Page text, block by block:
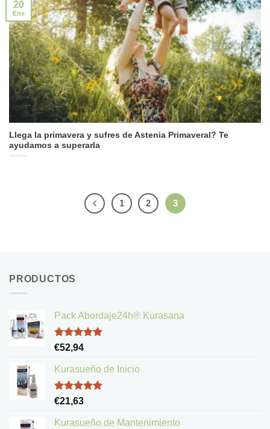
Llega la primavera y sufres de Astenia Primaveral? Te
ayudamos a superarla
20
Ene
1 2 3
PRODUCTOS
Pack Abordaje24h® Kurasana
Valorado
de 5
€52,94
Kurasueño de Inicio
Valorado
de 5
€21,63
Kurasueño de Mantenimiento